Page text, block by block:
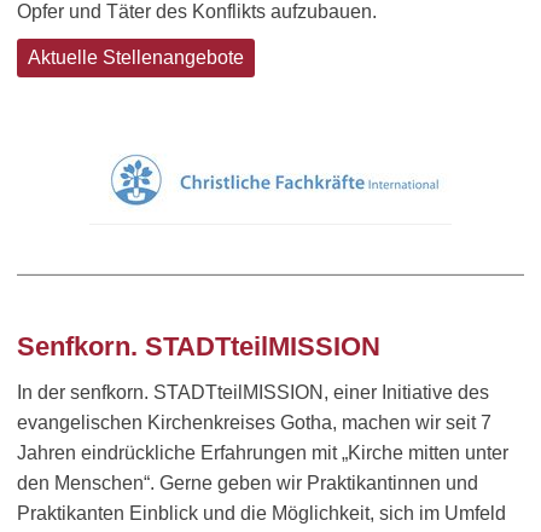
Opfer und Täter des Konflikts aufzubauen.
Aktuelle Stellenangebote
Senfkorn. STADTteilMISSION
In der senfkorn. STADTteilMISSION, einer Initiative des
evangelischen Kirchenkreises Gotha, machen wir seit 7
Jahren eindrückliche Erfahrungen mit „Kirche mitten unter
den Menschen“. Gerne geben wir Praktikantinnen und
Praktikanten Einblick und die Möglichkeit, sich im Umfeld